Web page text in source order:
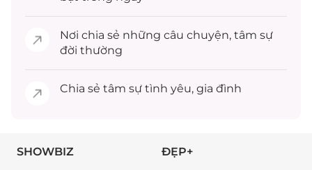
Nơi chia sẻ những câu chuyện, tâm sự
đời thường
Chia sẻ tâm sự tình yêu, gia đình
SHOWBIZ ĐẸP+